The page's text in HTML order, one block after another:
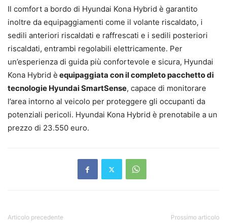
Il comfort a bordo di Hyundai Kona Hybrid è garantito
inoltre da equipaggiamenti come il volante riscaldato, i
sedili anteriori riscaldati e raffrescati e i sedili posteriori
riscaldati, entrambi regolabili elettricamente. Per
un’esperienza di guida più confortevole e sicura, Hyundai
Kona Hybrid è equipaggiata con il completo pacchetto di
tecnologie Hyundai SmartSense, capace di monitorare
l’area intorno al veicolo per proteggere gli occupanti da
potenziali pericoli. Hyundai Kona Hybrid è prenotabile a un
prezzo di 23.550 euro.
Articolo precedente Prossimo articolo